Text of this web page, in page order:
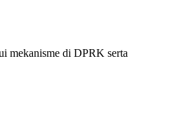
mekanisme di DPRK serta